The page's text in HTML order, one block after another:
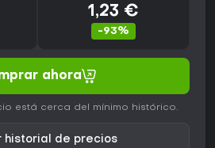
1,23 €
-93%
ahora
está cerca del mínimo histórico.
historial de precios